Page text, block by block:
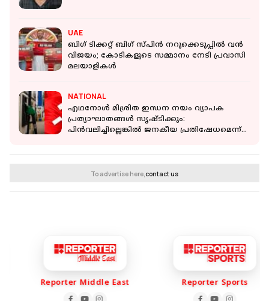
UAE
ബിഗ് ടിക്കറ്റ് ബിഗ് സ്പിൻ നറുക്കെടുപ്പിൽ വൻ
വിജയം; കോടികളുടെ സമ്മാനം നേടി പ്രവാസി
മലയാളികൾ
NATIONAL
എഥനോൾ മിശ്രിത ഇന്ധന നയം വ്യാപക
പ്രത്യാഘാതങ്ങൾ സൃഷ്ടിക്കും:
പിൻവലിച്ചില്ലെങ്കിൽ ജനകീയ പ്രതിഷേധമെന്ന്
To advertise here,contact us
Reporter Middle East Reporter Sports